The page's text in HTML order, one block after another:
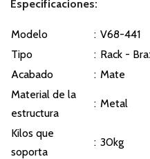
Especificaciones:
Modelo : V68-441
Tipo
: Rack -
Acabado
: Mate
Material de la
estructura
: Metal
Kilos que
soporta
: 30kg